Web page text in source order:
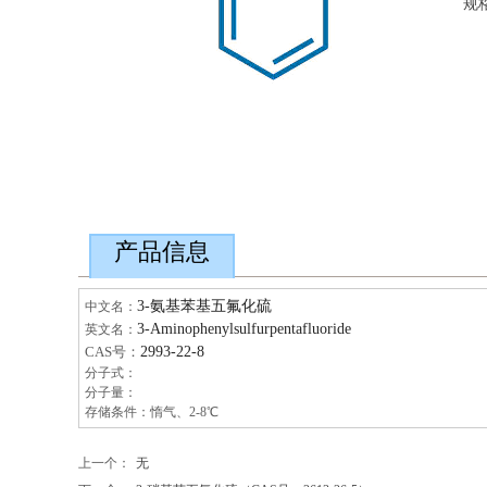
规
商品信息
中文名： 3-氨基苯基五氟化硫
英文名： 3-Aminophenylsulfurpentafluoride
CAS号： 2993-22-8
分子式：
分子量：
存储条件：惰气、2-8℃
上一个：
无
产品信息